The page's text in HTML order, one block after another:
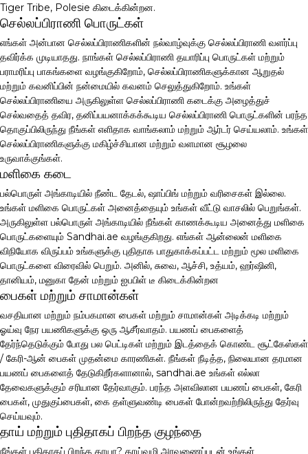
Tiger Tribe, Polesie கிடைக்கின்றன.
செல்லப்பிராணி பொருட்கள்
எங்கள் அன்பான செல்லப்பிராணிகளின் நல்வாழ்வுக்கு செல்லப்பிராணி வளர்ப்பு
தவிர்க்க முடியாதது. நாங்கள் செல்லப்பிராணி தயாரிப்பு பொருட்கள் மற்றும்
பராமரிப்பு பாகங்களை வழங்குகிறோம், செல்லப்பிராணிகளுக்கான ஆறுதல்
மற்றும் கவனிப்பின் நன்மையில் கவனம் செலுத்துகிறோம். உங்கள்
செல்லப்பிராணியை அருகிலுள்ள செல்லப்பிராணி கடைக்கு அழைத்துச்
செல்வதைத் தவிர, தனிப்பயனாக்கக்கூடிய செல்லப்பிராணி பொருட்களின் பரந்த
தொகுப்பிலிருந்து நீங்கள் எளிதாக வாங்கலாம் மற்றும் ஆர்டர் செய்யலாம். உங்கள்
செல்லப்பிராணிகளுக்கு மகிழ்ச்சியான மற்றும் வளமான சூழலை
உருவாக்குங்கள்.
மளிகை கடை
பல்பொருள் அங்காடியில் நீண்ட தேடல், ஷாப்பிங் மற்றும் வரிசைகள் இல்லை.
உங்கள் மளிகை பொருட்கள் அனைத்தையும் உங்கள் வீட்டு வாசலில் பெறுங்கள்.
அருகிலுள்ள பல்பொருள் அங்காடியில் நீங்கள் காணக்கூடிய அனைத்து மளிகை
பொருட்களையும் Sandhai.ae வழங்குகிறது. எங்கள் ஆன்லைன் மளிகை
விநியோக விருப்பம் உங்களுக்கு புதிதாக பாதுகாக்கப்பட்ட மற்றும் மூல மளிகை
பொருட்களை விரைவில் பெறும். அனில், சுவை, ஆச்சி, உத்யம், ஹர்ஷினி,
தானியம், மனுகா தேன் மற்றும் ஐபபிள் டீ கிடைக்கின்றன
பைகள் மற்றும் சாமான்கள்
வசதியான மற்றும் நம்பகமான பைகள் மற்றும் சாமான்கள் அடிக்கடி மற்றும்
ஓய்வு நேர பயணிகளுக்கு ஒரு ஆசீர்வாதம். பயணப் பைகளைத்
தேர்ந்தெடுக்கும் போது பல பெட்டிகள் மற்றும் இடத்தைக் கொண்ட சூட்கேஸ்கள்
/ கேரி-ஆன் பைகள் முதன்மை காரணிகள். நீங்கள் நீடித்த, நிலையான தரமான
பயணப் பைகளைத் தேடுகிறீர்களானால், sandhai.ae உங்கள் எல்லா
தேவைகளுக்கும் சரியான தேர்வாகும். பரந்த அளவிலான பயணப் பைகள், கேரி
பைகள், முதுகுப்பைகள், கை தள்ளுவண்டி பைகள் போன்றவற்றிலிருந்து தேர்வு
செய்யவும்.
தாய் மற்றும் புதிதாகப் பிறந்த குழந்தை
நீங்கள் புதிதாகப் பிறந்த தாயா? தாய்வழி அரவணைப்புடன் உங்கள்